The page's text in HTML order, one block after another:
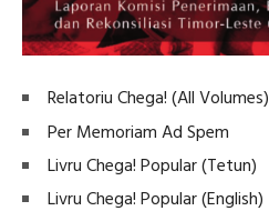
Relatoriu Chega! (All Volumes)
Per Memoriam Ad Spem
Livru Chega! Popular (Tetun)
Livru Chega! Popular (English)